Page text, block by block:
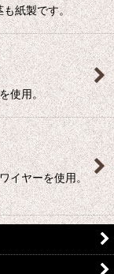
紙製です。
使用。
イヤーを使用。